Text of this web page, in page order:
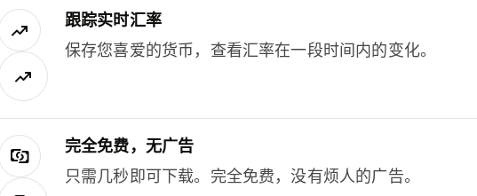
跟踪实时汇率
保存您喜爱的货币，查看汇率在一段时间内的变化。
完全免费，无广告
只需几秒即可下载。完全免费，没有烦人的广告。